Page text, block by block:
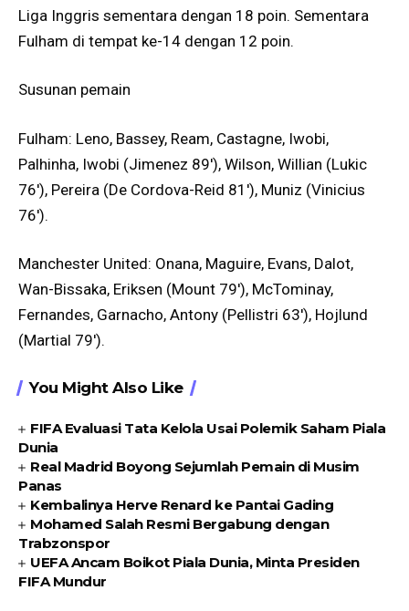
Liga Inggris sementara dengan 18 poin. Sementara
Fulham di tempat ke-14 dengan 12 poin.
Susunan pemain
Fulham: Leno, Bassey, Ream, Castagne, Iwobi,
Palhinha, Iwobi (Jimenez 89′), Wilson, Willian (Lukic
76′), Pereira (De Cordova-Reid 81′), Muniz (Vinicius
76′).
Manchester United: Onana, Maguire, Evans, Dalot,
Wan-Bissaka, Eriksen (Mount 79′), McTominay,
Fernandes, Garnacho, Antony (Pellistri 63′), Hojlund
(Martial 79′).
You Might Also Like
FIFA Evaluasi Tata Kelola Usai Polemik Saham Piala
Dunia
Real Madrid Boyong Sejumlah Pemain di Musim
Panas
Kembalinya Herve Renard ke Pantai Gading
Mohamed Salah Resmi Bergabung dengan
Trabzonspor
UEFA Ancam Boikot Piala Dunia, Minta Presiden
FIFA Mundur